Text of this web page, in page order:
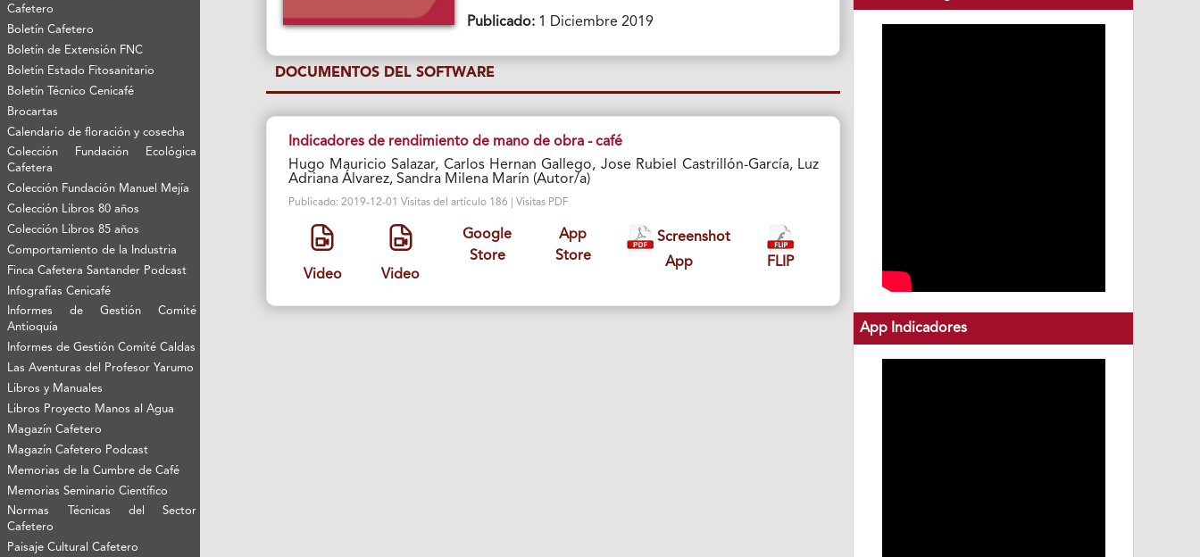
Cafetero
Boletín Cafetero
Boletín de Extensión FNC
Boletín Estado Fitosanitario
Boletín Técnico Cenicafé
Brocartas
Calendario de floración y cosecha
Colección Fundación Ecológica
Cafetera
Colección Fundación Manuel Mejía
Colección Libros 80 años
Colección Libros 85 años
Comportamiento de la Industria
Finca Cafetera Santander Podcast
Infografías Cenicafé
Informes de Gestión Comité
Antioquía
Informes de Gestión Comité Caldas
Las Aventuras del Profesor Yarumo
Libros y Manuales
Libros Proyecto Manos al Agua
Magazín Cafetero
Magazín Cafetero Podcast
Memorias de la Cumbre de Café
Memorias Seminario Científico
Normas Técnicas del Sector
Cafetero
Paisaje Cultural Cafetero
Publicado: 1 Diciembre 2019
DOCUMENTOS DEL SOFTWARE
Indicadores de rendimiento de mano de obra - café
Hugo Mauricio Salazar, Carlos Hernan Gallego, Jose Rubiel Castrillón-García, Luz
Adriana Álvarez, Sandra Milena Marín (Autor/a)
Publicado: 2019-12-01 Visitas del artículo 186 | Visitas PDF
Video Video
Google
Store
App
Store
Screenshot
App
FLIP
App Indicadores